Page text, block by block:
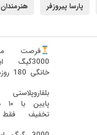
پارسا پیروزفر هنرمندان
فرصت
3000گیگ